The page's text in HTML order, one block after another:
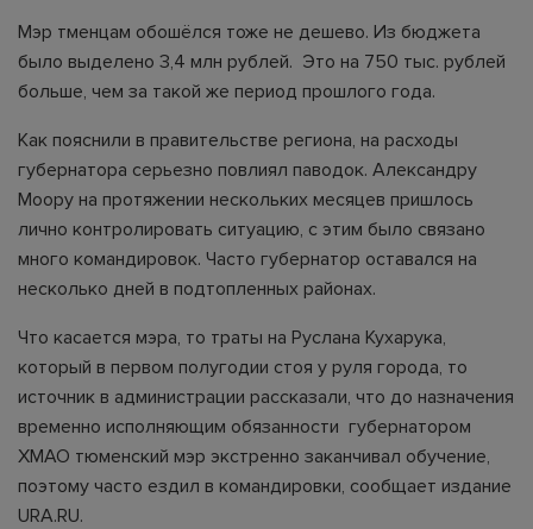
Мэр тменцам обошёлся тоже не дешево. Из бюджета
было выделено 3,4 млн рублей. Это на 750 тыс. рублей
больше, чем за такой же период прошлого года.
Как пояснили в правительстве региона, на расходы
губернатора серьезно повлиял паводок. Александру
Моору на протяжении нескольких месяцев пришлось
лично контролировать ситуацию, с этим было связано
много командировок. Часто губернатор оставался на
несколько дней в подтопленных районах.
Что касается мэра, то траты на Руслана Кухарука,
который в первом полугодии стоя у руля города, то
источник в администрации рассказали, что до назначения
временно исполняющим обязанности губернатором
ХМАО тюменский мэр экстренно заканчивал обучение,
поэтому часто ездил в командировки, сообщает издание
URA.RU.